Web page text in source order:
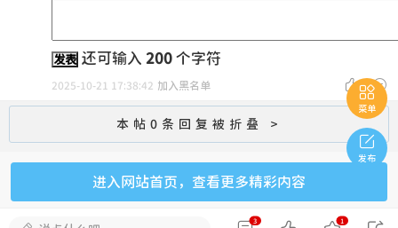
发表 还可输入 200 个字符
 
2025-10-21 17:38:42 加入黑名单
本帖0条回复被折叠 >
进入网站首页，查看更多精彩内容

菜单

发布
3 1